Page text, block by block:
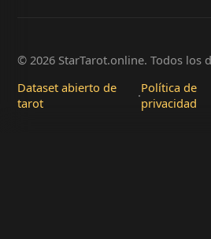
© 2026 StarTarot.online. Todos los
Dataset abierto de
tarot
·Política de
privacidad